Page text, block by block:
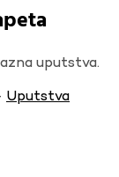
uputstva.
Uputstva